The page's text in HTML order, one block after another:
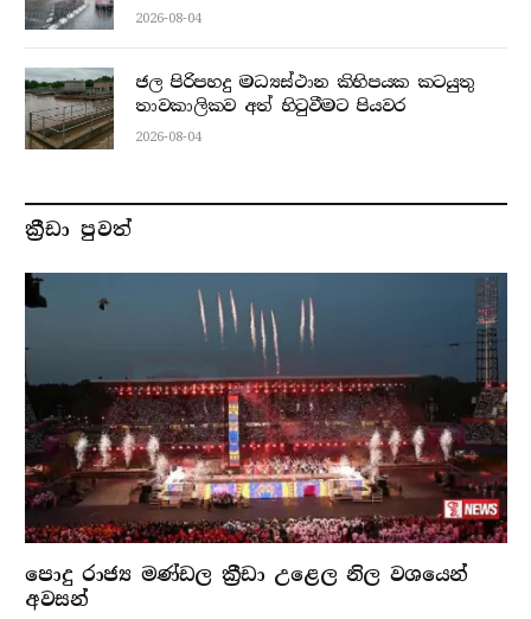
2026-08-04
ජල පිරිපහදු මධ්‍යස්ථාන කිහිපයක කටයුතු
තාවකාලිකව අත් හිටුවීමට පියවර
2026-08-04
ක්‍රීඩා පුවත්
පොදු රාජ්‍ය මණ්ඩල ක්‍රීඩා උළෙල නිල වශයෙන්
අවසන්